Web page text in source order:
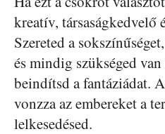
kreatív, társaságkedvelő
Szereted a
és mindig szükséged
beindítsd a fantáziádat.
vonzza az embereket a
lelkesedésed.